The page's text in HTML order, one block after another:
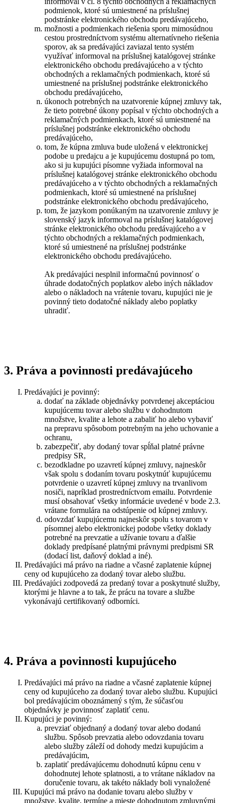
podmienok, ktoré sú umiestnené na príslušnej
podstránke elektronického obchodu predávajúceho,
možnosti a podmienkach riešenia sporu mimosúdnou
cestou prostredníctvom systému alternatívneho riešenia
sporov, ak sa predávajúci zaviazal tento systém
využívať informoval na príslušnej katalógovej stránke
elektronického obchodu predávajúceho a v týchto
obchodných a reklamačných podmienkach, ktoré sú
umiestnené na príslušnej podstránke elektronického
obchodu predávajúceho,
úkonoch potrebných na uzatvorenie kúpnej zmluvy tak,
že tieto potrebné úkony popísal v týchto obchodných a
reklamačných podmienkach, ktoré sú umiestnené na
príslušnej podstránke elektronického obchodu
predávajúceho,
tom, že kúpna zmluva bude uložená v elektronickej
podobe u predajcu a je kupujúcemu dostupná po tom,
ako si ju kupujúci písomne vyžiada informoval na
príslušnej katalógovej stránke elektronického obchodu
predávajúceho a v týchto obchodných a reklamačných
podmienkach, ktoré sú umiestnené na príslušnej
podstránke elektronického obchodu predávajúceho,
tom, že jazykom ponúkaným na uzatvorenie zmluvy je
slovenský jazyk informoval na príslušnej katalógovej
stránke elektronického obchodu predávajúceho a v
týchto obchodných a reklamačných podmienkach,
ktoré sú umiestnené na príslušnej podstránke
elektronického obchodu predávajúceho.
Ak predávajúci nesplnil informačnú povinnosť o
úhrade dodatočných poplatkov alebo iných nákladov
alebo o nákladoch na vrátenie tovaru, kupujúci nie je
povinný tieto dodatočné náklady alebo poplatky
uhradiť.
3. Práva a povinnosti predávajúceho
Predávajúci je povinný:
dodať na základe objednávky potvrdenej akceptáciou
kupujúcemu tovar alebo službu v dohodnutom
množstve, kvalite a lehote a zabaliť ho alebo vybaviť
na prepravu spôsobom potrebným na jeho uchovanie a
ochranu,
zabezpečiť, aby dodaný tovar spĺňal platné právne
predpisy SR,
bezodkladne po uzavretí kúpnej zmluvy, najneskôr
však spolu s dodaním tovaru poskytnúť kupujúcemu
potvrdenie o uzavretí kúpnej zmluvy na trvanlivom
nosiči, napríklad prostredníctvom emailu. Potvrdenie
musí obsahovať všetky informácie uvedené v bode 2.3.
vrátane formulára na odstúpenie od kúpnej zmluvy.
odovzdať kupujúcemu najneskôr spolu s tovarom v
písomnej alebo elektronickej podobe všetky doklady
potrebné na prevzatie a užívanie tovaru a ďalšie
doklady predpísané platnými právnymi predpismi SR
(dodací list, daňový doklad a iné).
Predávajúci má právo na riadne a včasné zaplatenie kúpnej
ceny od kupujúceho za dodaný tovar alebo službu.
Predávajúci zodpovedá za predaný tovar a poskytnuté služby,
ktorými je hlavne a to tak, že prácu na tovare a službe
vykonávajú certifikovaný odborníci.
4. Práva a povinnosti kupujúceho
Predávajúci má právo na riadne a včasné zaplatenie kúpnej
ceny od kupujúceho za dodaný tovar alebo službu. Kupujúci
bol predávajúcim oboznámený s tým, že súčasťou
objednávky je povinnosť zaplatiť cenu.
Kupujúci je povinný:
prevziať objednaný a dodaný tovar alebo dodanú
službu. Spôsob prevzatia alebo odovzdania tovaru
alebo služby záleží od dohody medzi kupujúcim a
predávajúcim,
zaplatiť predávajúcemu dohodnutú kúpnu cenu v
dohodnutej lehote splatnosti, a to vrátane nákladov na
doručenie tovaru, ak takéto náklady boli vynaložené
Kupujúci má právo na dodanie tovaru alebo služby v
množstve, kvalite, termíne a mieste dohodnutom zmluvnými